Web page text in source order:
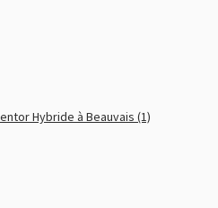
Hybride à Beauvais (1)